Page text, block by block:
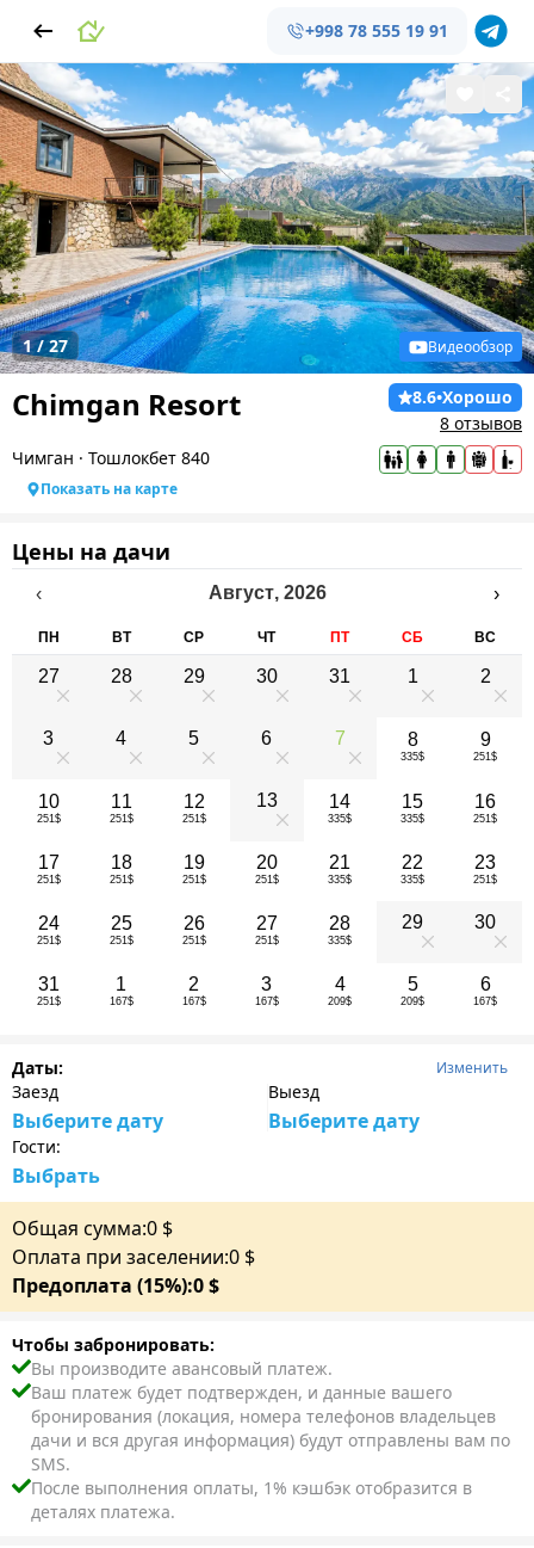
+998 78 555 19 91
1/27 Видеообзор
Chimgan Resort 8.6•Хорошо
8 отзывов
Чимган · Тошлокбет 840
Показать на карте
Цены на дачи
‹ Август, 2026 ›
ПН ВТ СР ЧТ ПТ СБ ВС
27 28 29 30 31 1 2
3 4 5 6 7 8
335$
9
251$
10
251$
11
251$
12
251$
13 14
335$
15
335$
16
251$
17
251$
18
251$
19
251$
20
251$
21
335$
22
335$
23
251$
24
251$
25
251$
26
251$
27
251$
28
335$
29 30
31
251$
1
167$
2
167$
3
167$
4
209$
5
209$
6
167$
Даты: Изменить
Заезд
Выберите дату
Выезд
Выберите дату
Гости:
Выбрать
Общая сумма:0 $
Оплата при заселении:0 $
Предоплата (15%):0$
Чтобы забронировать:
Вы производите авансовый платеж.
Ваш платеж будет подтвержден, и данные вашего
бронирования (локация, номера телефонов владельцев
дачи и вся другая информация) будут отправлены вам по
SMS.
После выполнения оплаты, 1% кэшбэк отобразится в
деталях платежа.